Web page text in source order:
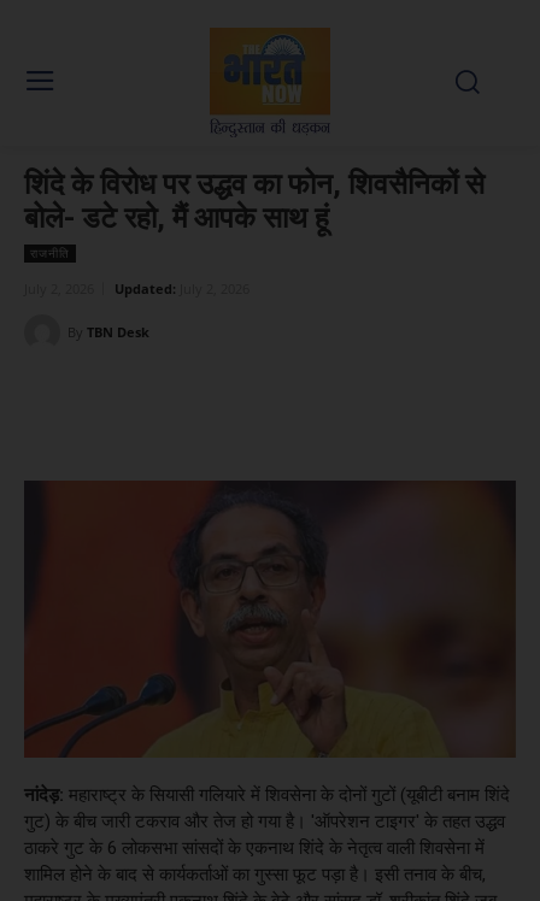
शिंदे के विरोध पर उद्धव का फोन, शिवसैनिकों से
बोले- डटे रहो, मैं आपके साथ हूं
राजनीति
Updated:
By TBN Desk
नांदेड़: महाराष्ट्र के सियासी गलियारे में शिवसेना के दोनों गुटों (यूबीटी बनाम शिंदे
गुट) के बीच जारी टकराव और तेज हो गया है। 'ऑपरेशन टाइगर' के तहत उद्धव
ठाकरे गुट के 6 लोकसभा सांसदों के एकनाथ शिंदे के नेतृत्व वाली शिवसेना में
शामिल होने के बाद से कार्यकर्ताओं का गुस्सा फूट पड़ा है। इसी तनाव के बीच,